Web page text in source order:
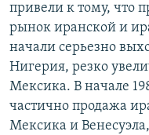
привели к тому, что
рынок иранской и
начали серьезно
Нигерия, резко
Мексика. В начале
частично продажа
Мексика и